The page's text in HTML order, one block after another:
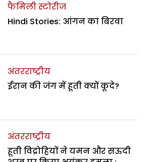
फैमिली स्टोरीज
Hindi Stories: आंगन का बिरवा
अंतरराष्ट्रीय
ईरान की जंग में हूती क्यों कूदे?
अंतरराष्ट्रीय
हूती विद्रोहियों ने यमन और सऊदी